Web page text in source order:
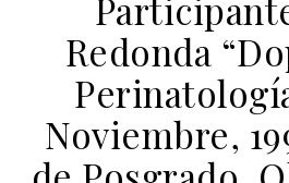
Redonda
Noviembre,